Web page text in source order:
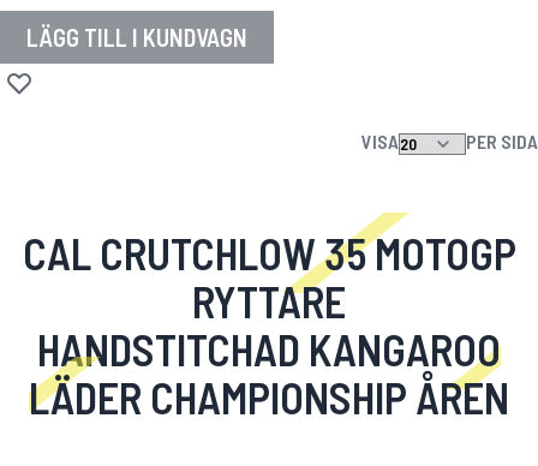
LÄGG TILL I KUNDVAGN
Lägg till i önskelista
VISA PER SIDA
CAL CRUTCHLOW 35 MOTOGP
RYTTARE
HANDSTITCHAD KANGAROO
LÄDER CHAMPIONSHIP ÅREN